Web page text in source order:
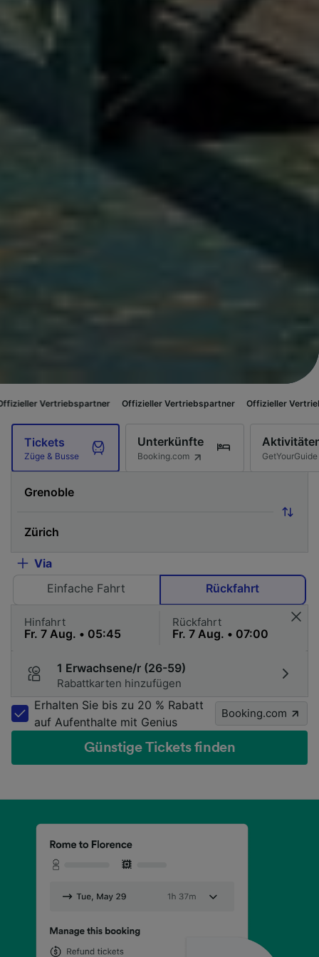
Offizieller Vertriebspartner Offizieller Vertriebspartner
Tickets
Züge & Busse
Unterkünfte
Booking.com GetYourGuide
Via
Einfache Fahrt
Rückfahrt
Hinfahrt Rückfahrt
1 Erwachsene/r (26-59)
Rabattkarten hinzufügen
Erhalten Sie bis zu 20 % Rabatt
auf Aufenthalte mit Genius
Booking.com
Günstige Tickets finden